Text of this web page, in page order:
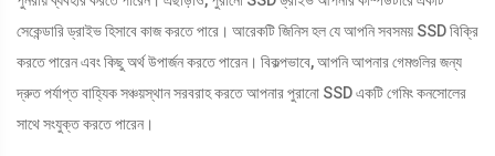
সেকেন্ডারি ড্রাইভ হিসাবে কাজ করতে পারে। আরেকটি জিনিস হল যে আপনি সবসময় SSD বিক্রি
করতে পারেন এবং কিছু অর্থ উপার্জন করতে পারেন। বিকল্পভাবে, আপনি আপনার গেমগুলির জন্য
দ্রুত পর্যাপ্ত বাহ্যিক সঞ্চয়স্থান সরবরাহ করতে আপনার পুরানো SSD একটি গেমিং কনসোলের
সাথে সংযুক্ত করতে পারেন।